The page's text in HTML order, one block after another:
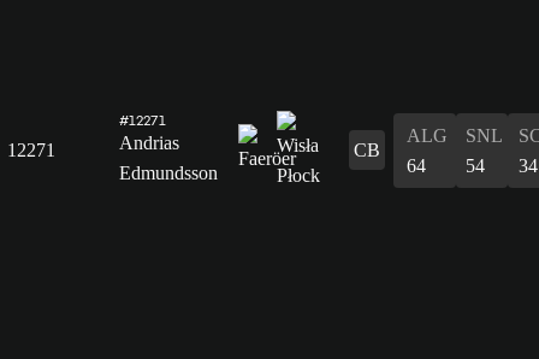
12271
#12271
Andrias
Edmundsson
CB
ALG
64
SNL
54
34